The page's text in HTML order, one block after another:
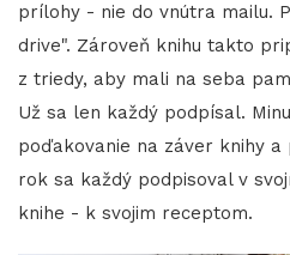
prílohy - nie do vnútra mailu.
drive". Zároveň knihu takto
z triedy, aby mali na seba
Už sa len každý podpísal.
poďakovanie na záver knihy
rok sa každý podpisoval v
knihe - k svojim receptom.